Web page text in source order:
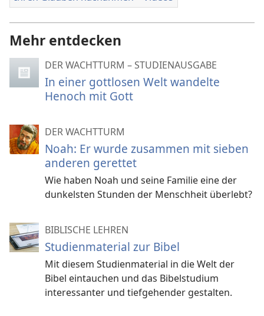
Mehr entdecken
DER WACHTTURM – STUDIENAUSGABE
In einer gottlosen Welt wandelte
Henoch mit Gott
DER WACHTTURM
Noah: Er wurde zusammen mit sieben
anderen gerettet
Wie haben Noah und seine Familie eine der
dunkelsten Stunden der Menschheit überlebt?
BIBLISCHE LEHREN
Studienmaterial zur Bibel
Mit diesem Studienmaterial in die Welt der
Bibel eintauchen und das Bibelstudium
interessanter und tiefgehender gestalten.